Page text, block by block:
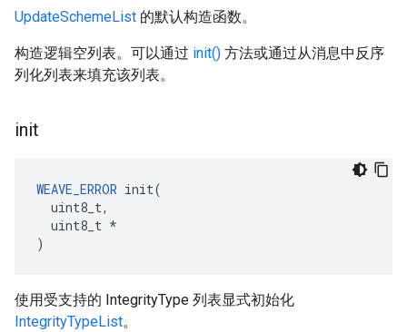
UpdateSchemeList 的默认构造函数。
构造逻辑空列表。可以通过 init() 方法或通过从消息中反序
列化列表来填充该列表。
init
WEAVE_ERROR init(
  uint8_t,
  uint8_t *
)
使用受支持的 IntegrityType 列表显式初始化
IntegrityTypeList。